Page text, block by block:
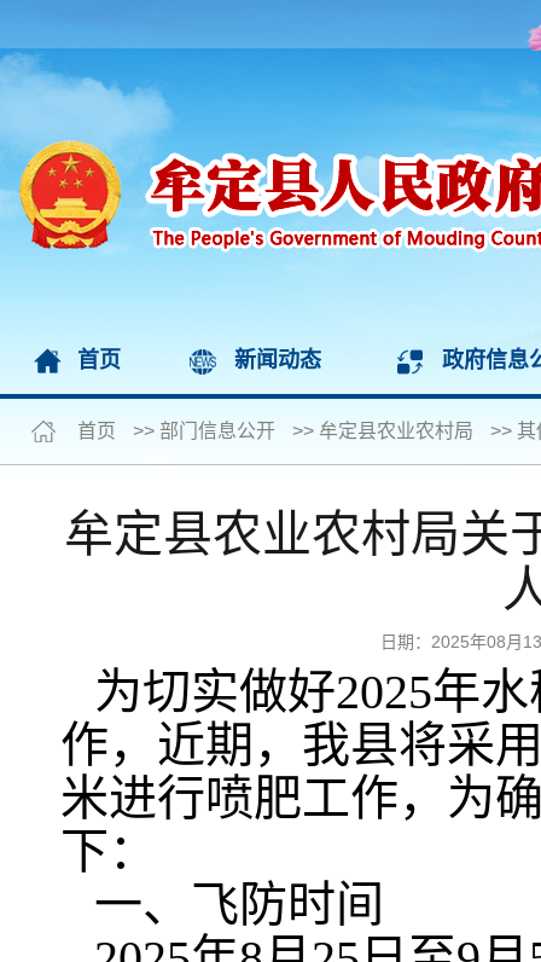
首页 新闻动态 政府信息
首页 >> 部门信息公开 >> 牟定县农业农村局 >> 其
牟定县农业农村局关
日期：2025年08月
为切实做好2025年
作，近期，我县将采
米进行喷肥工作，为
下：
一、飞防时间